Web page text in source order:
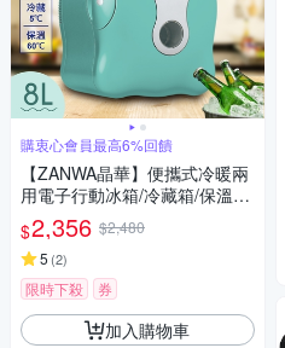
購衷心會員最高6%回饋
【ZANWA晶華】便攜式冷暖兩
用電子行動冰箱/冷藏箱/保溫箱
(CLT-08B)
$2,356 $2,480
5 (2)
限時下殺 券
加入購物車